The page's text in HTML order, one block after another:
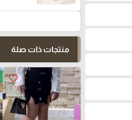
منتجات ذات صلة
favorite_border